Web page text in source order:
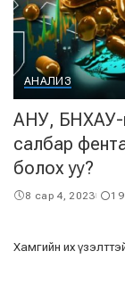
АНАЛИЗ
АНУ, БНХАУ-
салбар
болох уу?
8 сар 4, 2023
Хамгийн их